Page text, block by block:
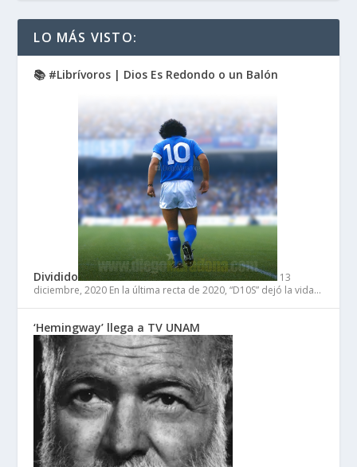
LO MÁS VISTO:
📚 #Librívoros | Dios Es Redondo o un Balón
Dividido
13
diciembre, 2020 En la última recta de 2020, “D10S” dejó la vida…
‘Hemingway’ llega a TV UNAM